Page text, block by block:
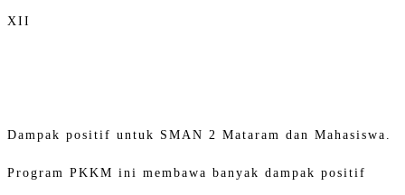
XII
Dampak positif untuk SMAN 2 Mataram dan Mahasiswa.
Program PKKM ini membawa banyak dampak positif